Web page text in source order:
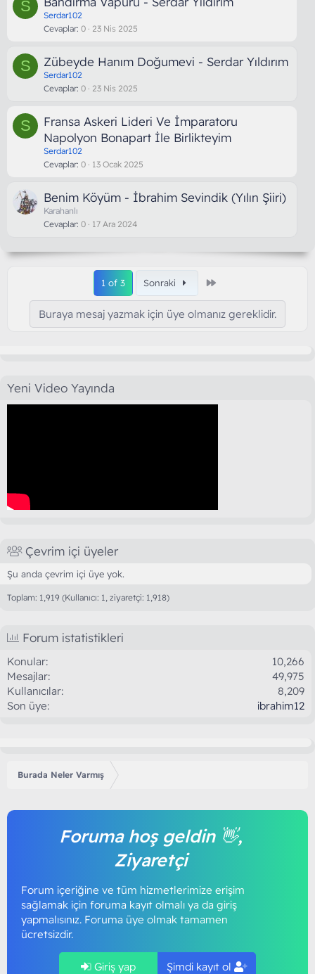
S
Serdar102
Cevaplar 0 23 Nis 2025
S Zübeyde Hanım Doğumevi - Serdar Yıldırım
Serdar102
Cevaplar 0 23 Nis 2025
S
Fransa Askeri Lideri Ve İmparatoru
Napolyon Bonapart İle Birlikteyim
Serdar102
Cevaplar 0 13 Ocak 2025
Benim Köyüm - İbrahim Sevindik (Yılın Şiiri)
Karahanlı
Cevaplar 0 17 Ara 2024
1 of 3 Sonraki
Buraya mesaj yazmak için üye olmanız gereklidir.
Yeni Video Yayında
Çevrim içi üyeler
Şu anda çevrim içi üye yok.
Toplam: 1,919 (Kullanıcı: 1, ziyaretçi: 1,918)
Forum istatistikleri
Konular
10,266
Mesajlar
49,975
Kullanıcılar
8,209
Son üye
ibrahim12
Burada Neler Varmış
Foruma hoş geldin 👋,
Ziyaretçi
Forum içeriğine ve tüm hizmetlerimize erişim
sağlamak için foruma kayıt olmalı ya da giriş
yapmalısınız. Foruma üye olmak tamamen
ücretsizdir.
Giriş yap Şimdi kayıt ol